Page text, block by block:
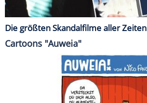
Die größten Skandalfilme aller Zeiten
Cartoons "Auweia"